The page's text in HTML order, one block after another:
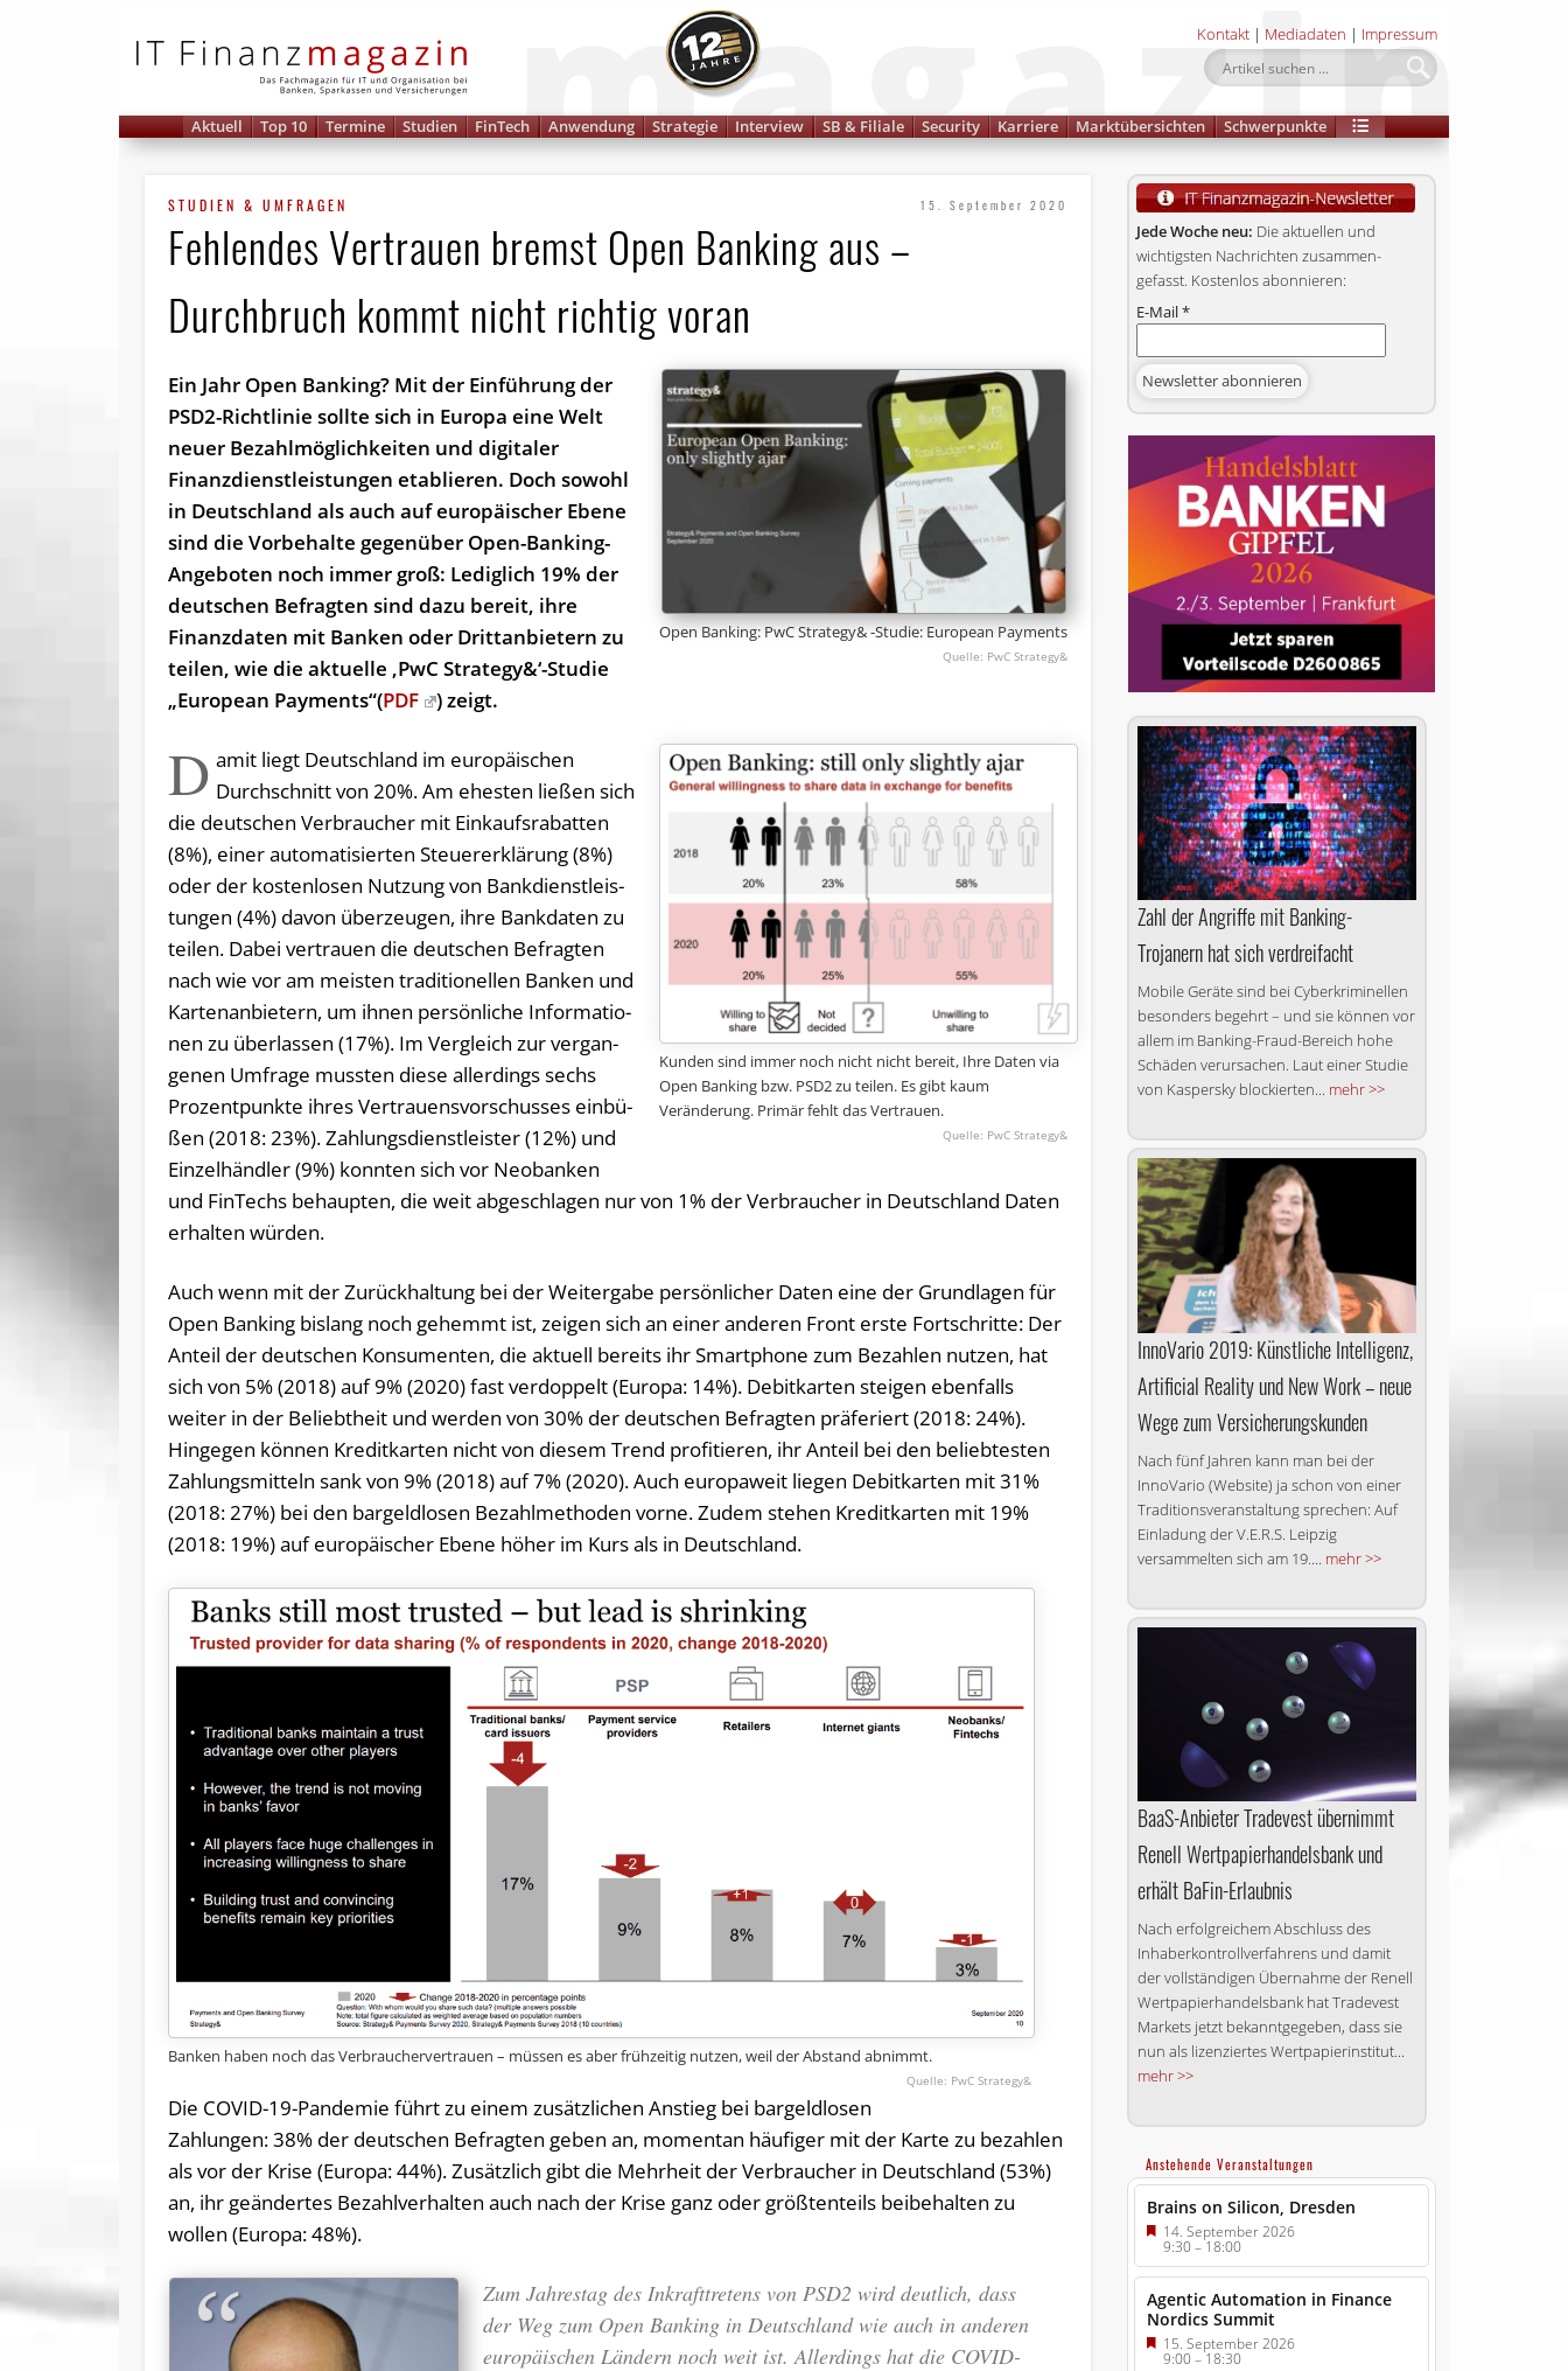
Kontakt | Mediadaten | Impressum
Aktuell Top 10 Termine Studien FinTech Anwendung Strategie Interview SB & Filiale Security Karriere Marktübersichten Schwerpunkte
STUDIEN & UMFRAGEN 15. September 2020
Fehlendes Vertrauen bremst Open Banking aus –
Durchbruch kommt nicht richtig voran
Open Banking: PwC Strategy& -Studie: European Payments
PwC Strategy&
Ein Jahr Open Banking? Mit der Einführung der
PSD2-Richtlinie sollte sich in Europa eine Welt
neuer Bezahlmöglichkeiten und digitaler
Finanzdienstleistungen etablieren. Doch sowohl
in Deutschland als auch auf europäischer Ebene
sind die Vorbehalte gegenüber Open-Banking-
Angeboten noch immer groß: Lediglich 19% der
deutschen Befragten sind dazu bereit, ihre
Finanzdaten mit Banken oder Drittanbietern zu
teilen, wie die aktuelle ‚PwC Strategy&‘-Studie
„European Payments“(PDF ) zeigt.
Kunden sind immer noch nicht nicht bereit, Ihre Daten via
Open Banking bzw. PSD2 zu teilen. Es gibt kaum
Veränderung. Primär fehlt das Vertrauen.
PwC Strategy&
D amit liegt Deutsch­land im eu­ro­päi­schen
Durch­schnitt von 20%. Am ehes­ten lie­ßen sich
die deut­schen Ver­brau­cher mit Ein­kaufs­ra­bat­ten
(8%), ei­ner au­to­ma­ti­sier­ten Steu­er­er­klä­rung (8%)
oder der kos­ten­lo­sen Nut­zung von Bank­dienst­leis­
tun­gen (4%) da­von über­zeu­gen, ih­re Bank­da­ten zu
tei­len. Da­bei ver­trau­en die deut­schen Be­frag­ten
nach wie vor am meis­ten tra­di­tio­nel­len Ban­ken und
Kar­ten­an­bie­tern, um ih­nen per­sön­li­che In­for­ma­tio­
nen zu über­las­sen (17%). Im Ver­gleich zur ver­gan­
ge­nen Um­fra­ge muss­ten die­se al­ler­dings sechs
Pro­zent­punk­te ih­res Ver­trau­ens­vor­schus­ses ein­bü­
ßen (2018: 23%). Zah­lungs­dienst­leis­ter (12%) und
Ein­zel­händ­ler (9%) konn­ten sich vor Neob­an­ken
und Fin­Techs be­haup­ten, die weit ab­ge­schla­gen nur von 1% der Ver­brau­cher in Deutsch­land Da­ten
er­hal­ten würden.
Auch wenn mit der Zurückhaltung bei der Weitergabe persönlicher Daten eine der Grundlagen für
Open Banking bislang noch gehemmt ist, zeigen sich an einer anderen Front erste Fortschritte: Der
Anteil der deutschen Konsumenten, die aktuell bereits ihr Smartphone zum Bezahlen nutzen, hat
sich von 5% (2018) auf 9% (2020) fast verdoppelt (Europa: 14%). Debitkarten steigen ebenfalls
weiter in der Beliebtheit und werden von 30% der deutschen Befragten präferiert (2018: 24%).
Hingegen können Kreditkarten nicht von diesem Trend profitieren, ihr Anteil bei den beliebtesten
Zahlungsmitteln sank von 9% (2018) auf 7% (2020). Auch europaweit liegen Debitkarten mit 31%
(2018: 27%) bei den bargeldlosen Bezahlmethoden vorne. Zudem stehen Kreditkarten mit 19%
(2018: 19%) auf europäischer Ebene höher im Kurs als in Deutschland.
Banken haben noch das Verbrauchervertrauen – müssen es aber frühzeitig nutzen, weil der Abstand abnimmt.
PwC Strategy&
Die COVID-19-Pandemie führt zu einem zusätzlichen Anstieg bei bargeldlosen
Zahlungen: 38% der deutschen Befragten geben an, momentan häufiger mit der Karte zu bezahlen
als vor der Krise (Europa: 44%). Zusätzlich gibt die Mehrheit der Verbraucher in Deutschland (53%)
an, ihr geändertes Bezahlverhalten auch nach der Krise ganz oder größtenteils beibehalten zu
wollen (Europa: 48%).
Zum Jahrestag des Inkrafttretens von PSD2 wird deutlich, dass
der Weg zum Open Banking in Deutschland wie auch in anderen
europäischen Ländern noch weit ist. Allerdings hat die COVID-
Jede Woche neu: Die aktuellen und
wichtigsten Nachrichten zusammen­
gefasst. Kostenlos abonnieren:
E-Mail*
Zahl der Angriffe mit Banking-
Trojanern hat sich verdreifacht
Mobile Geräte sind bei Cyberkriminellen
besonders begehrt – und sie können vor
allem im Banking-Fraud-Bereich hohe
Schäden verursachen. Laut einer Studie
von Kaspersky blockierten... mehr >>
InnoVario 2019: Künstliche Intelligenz,
Artificial Reality und New Work – neue
Wege zum Versicherungskunden
Nach fünf Jahren kann man bei der
InnoVario (Website) ja schon von einer
Traditionsveranstaltung sprechen: Auf
Einladung der V.E.R.S. Leipzig
versammelten sich am 19.... mehr >>
BaaS-Anbieter Tradevest übernimmt
Renell Wertpapierhandelsbank und
erhält BaFin-Erlaubnis
Nach erfolgreichem Abschluss des
Inhaberkontrollverfahrens und damit
der vollständigen Übernahme der Renell
Wertpapierhandelsbank hat Tradevest
Markets jetzt bekanntgegeben, dass sie
nun als lizenziertes Wertpapierinstitut...
mehr >>
Anstehende Veranstaltungen
Brains on Silicon, Dresden
14. September 2026
9:30–18:00
Agentic Automation in Finance
Nordics Summit
15. September 2026
9:00–18:30